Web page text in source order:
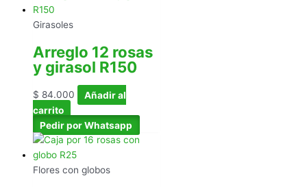
Girasoles
Arreglo 12 rosas
y girasol R150
$ 84.000
Añadir al
carrito
Pedir por Whatsapp
Flores con globos